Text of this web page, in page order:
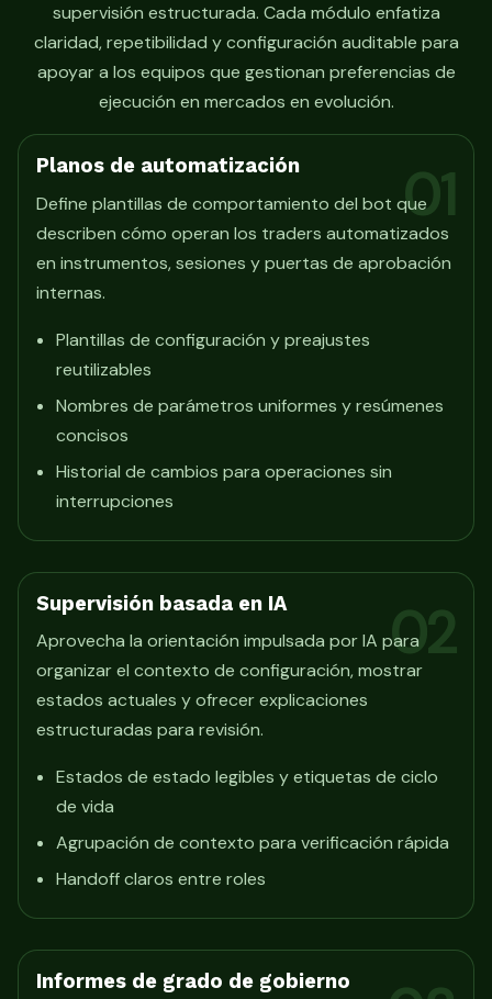
supervisión estructurada. Cada módulo enfatiza
claridad, repetibilidad y configuración auditable para
apoyar a los equipos que gestionan preferencias de
ejecución en mercados en evolución.
01
Planos de automatización
Define plantillas de comportamiento del bot que
describen cómo operan los traders automatizados
en instrumentos, sesiones y puertas de aprobación
internas.
Plantillas de configuración y preajustes
reutilizables
Nombres de parámetros uniformes y resúmenes
concisos
Historial de cambios para operaciones sin
interrupciones
02
Supervisión basada en IA
Aprovecha la orientación impulsada por IA para
organizar el contexto de configuración, mostrar
estados actuales y ofrecer explicaciones
estructuradas para revisión.
Estados de estado legibles y etiquetas de ciclo
de vida
Agrupación de contexto para verificación rápida
Handoff claros entre roles
Informes de grado de gobierno